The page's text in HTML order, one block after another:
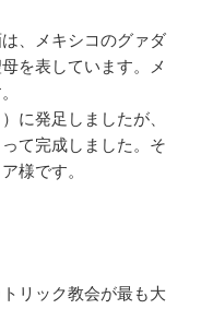
、メキシコのグァダ
を表しています。メ
に発足しましたが、
て完成しました。そ
様です。
リック教会が最も大